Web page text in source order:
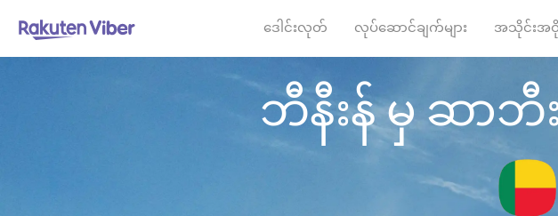
ဒေါင်းလုတ် လုပ်ဆောင်ချက်များ အသိုင်းအဝိုင်
ဘီနီးန် မှ ဆာဘီ